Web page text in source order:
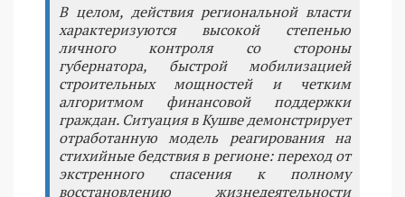
В целом, действия региональной власти
характеризуются высокой степенью
личного контроля со стороны
губернатора, быстрой мобилизацией
строительных мощностей и четким
алгоритмом финансовой поддержки
граждан. Ситуация в Кушве демонстрирует
отработанную модель реагирования на
стихийные бедствия в регионе: переход от
экстренного спасения к полному
восстановлению жизнедеятельности